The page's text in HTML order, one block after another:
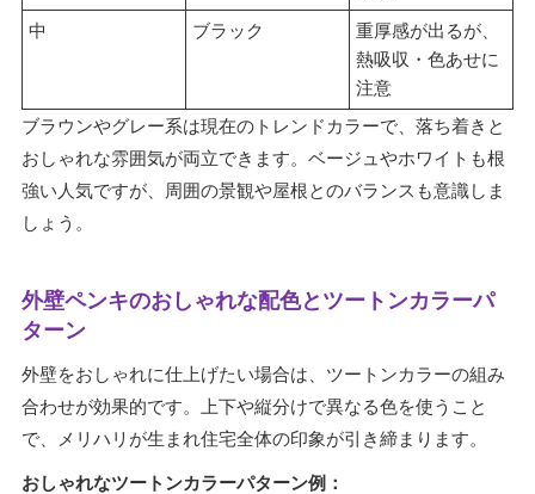
中 ブラック
重厚感が出るが、
熱吸収・色あせに
注意
ブラウンやグレー系は現在のトレンドカラーで、落ち着きと
おしゃれな雰囲気が両立できます。ベージュやホワイトも根
強い人気ですが、周囲の景観や屋根とのバランスも意識しま
しょう。
外壁ペンキのおしゃれな配色とツートンカラーパ
ターン
外壁をおしゃれに仕上げたい場合は、ツートンカラーの組み
合わせが効果的です。上下や縦分けで異なる色を使うこと
で、メリハリが生まれ住宅全体の印象が引き締まります。
おしゃれなツートンカラーパターン例：